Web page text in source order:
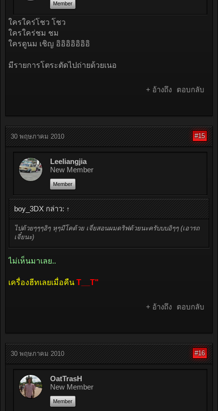
Member
ใครใคร่โชว โชว
ใครใคร่ชม ชม
ใครดูนม เชิญ อิอิอิอิอิอิอิ
มีรายการโตระตัดไปถ่ายด้วยเนอ
+ อ้างถึง ตอบกลับ
30 พฤษภาคม 2010 #15
Leeliangjia
New Member
Member
boy_3DX กล่าว: ↑
ไปด้วยๆๆๆอิๆ หุๆมีโคด้วย เจี๋ยสอนผมดริฟด้วยนะครับบบอิๆๆ (เอารถ
เจี๋ยนะ)
ไม่เห็นมาเลย..
เครื่องฮีทเลยเมื่อคืน T__T"
+ อ้างถึง ตอบกลับ
30 พฤษภาคม 2010 #16
OatTrasH
New Member
Member